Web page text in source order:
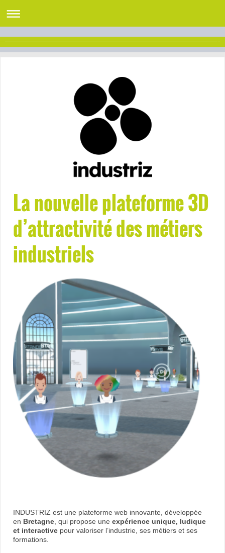
La nouvelle plateforme 3D
d’attractivité des métiers
industriels
INDUSTRIZ est une plateforme web innovante, développée
en Bretagne , qui propose une expérience unique, ludique
et interactive pour valoriser l’industrie, ses métiers et ses
formations.